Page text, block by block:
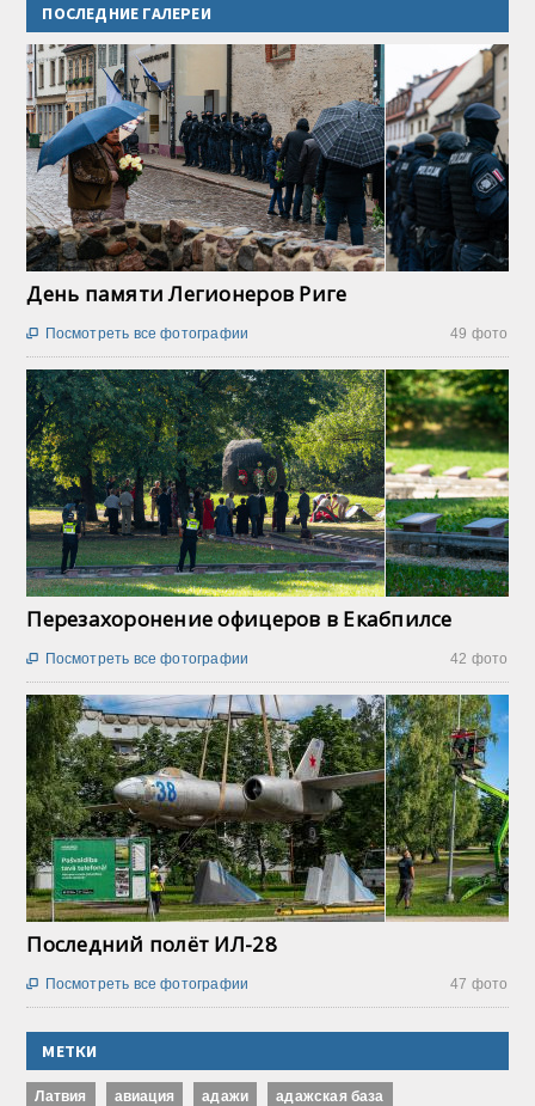
ПОСЛЕДНИЕ ГАЛЕРЕИ
День памяти Легионеров Риге
49 фото
 Посмотреть все фотографии
Перезахоронение офицеров в Екабпилсе
42 фото
 Посмотреть все фотографии
Последний полёт ИЛ-28
47 фото
 Посмотреть все фотографии
МЕТКИ
Латвия авиация адажи адажская база